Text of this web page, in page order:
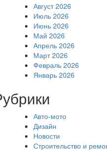
Август 2026
Июль 2026
Июнь 2026
Май 2026
Апрель 2026
Март 2026
Февраль 2026
Январь 2026
Авто-мото
Дизайн
Новости
Строительство и